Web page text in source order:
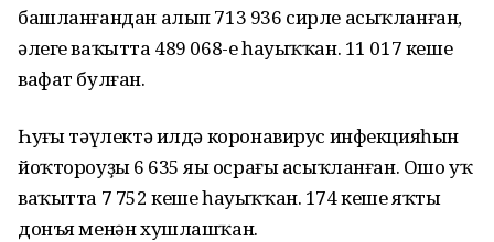
башланғандан алып 713 936 сирле асыҡланған,
әлеге ваҡытта 489 068-е һауыҡҡан. 11 017 кеше
вафат булған.
Һуңғы тәүлектә илдә коронавирус инфекцияһын
йоҡтороуҙың 6 635 яңы осрағы асыҡланған. Ошо уҡ
ваҡытта 7 752 кеше һауыҡҡан. 174 кеше яҡты
донъя менән хушлашҡан.